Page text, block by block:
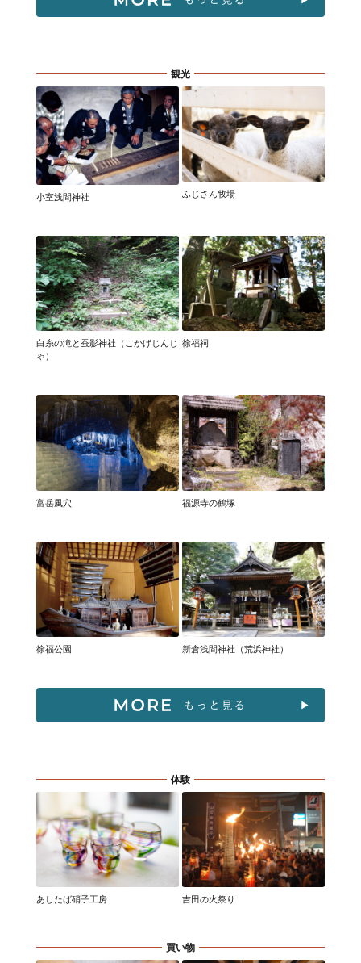
観光
小室浅間神社 ふじさん牧場
白糸の滝と蚕影神社（こかげじんじ
ゃ）
徐福祠
富岳風穴 福源寺の鶴塚
徐福公園 新倉浅間神社（荒浜神社）
体験
あしたば硝子工房 吉田の火祭り
買い物